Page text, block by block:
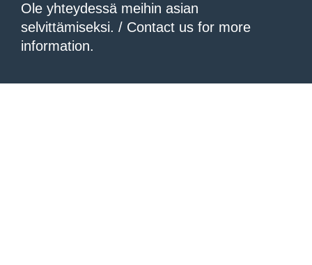
Ole yhteydessä meihin asian
selvittämiseksi. / Contact us for more
information.